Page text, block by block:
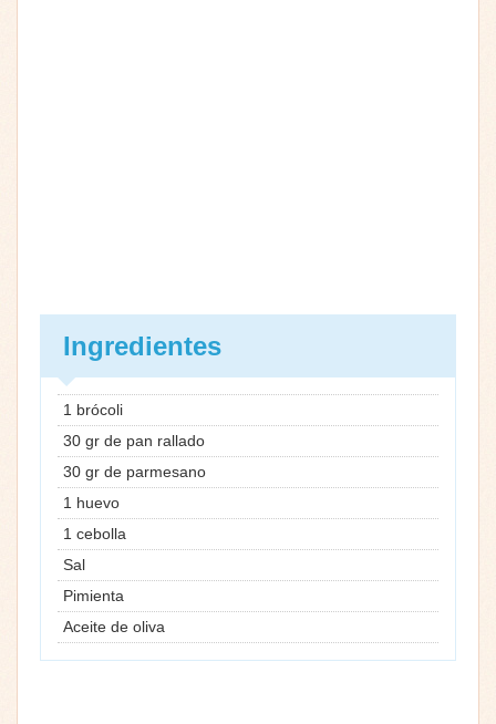
Ingredientes
1 brócoli
30 gr de pan rallado
30 gr de parmesano
1 huevo
1 cebolla
Sal
Pimienta
Aceite de oliva